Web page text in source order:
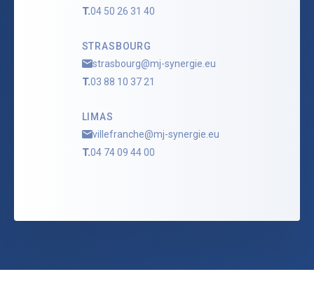
T.04 50 26 31 40
STRASBOURG
strasbourg@mj-synergie.eu
T.03 88 10 37 21
LIMAS
villefranche@mj-synergie.eu
T.04 74 09 44 00